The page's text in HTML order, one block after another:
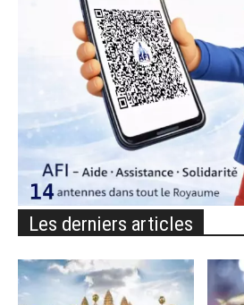
Les derniers articles